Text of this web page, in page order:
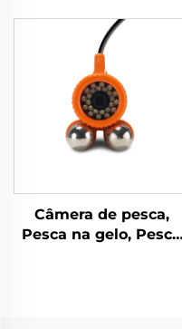
Câmera de pesca,
Pesca na gelo, Pesca